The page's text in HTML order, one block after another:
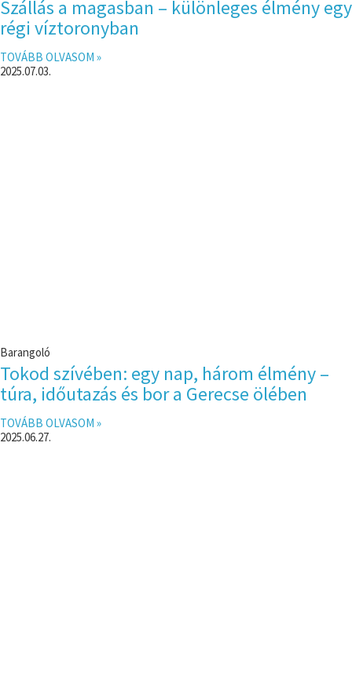
Szállás a magasban – különleges élmény egy
régi víztoronyban
TOVÁBB OLVASOM »
2025.07.03.
Barangoló
Tokod szívében: egy nap, három élmény –
túra, időutazás és bor a Gerecse ölében
TOVÁBB OLVASOM »
2025.06.27.